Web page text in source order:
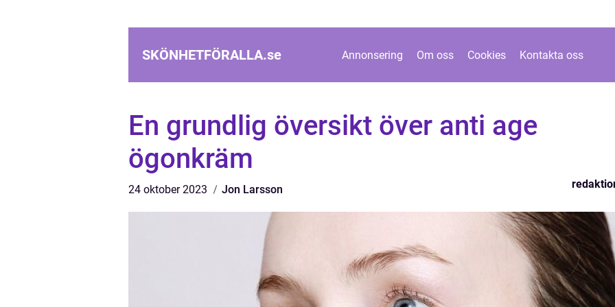
SKÖNHETFÖRALLA.se Annonsering Om oss Cookies Kontakta oss
En grundlig översikt över anti age
ögonkräm
24 oktober 2023 Jon Larsson